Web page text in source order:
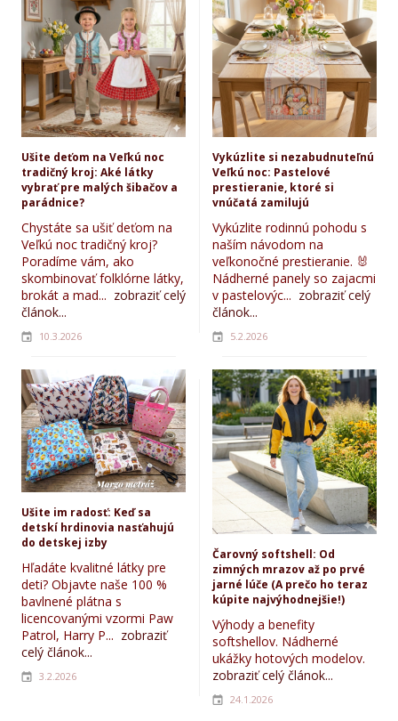
Ušite deťom na Veľkú noc
tradičný kroj: Aké látky
vybrať pre malých šibačov a
parádnice?
Chystáte sa ušiť deťom na
Veľkú noc tradičný kroj?
Poradíme vám, ako
skombinovať folklórne látky,
brokát a mad... zobraziť celý
článok...
10.3.2026
Vykúzlite si nezabudnuteľnú
Veľkú noc: Pastelové
prestieranie, ktoré si
vnúčatá zamilujú
Vykúzlite rodinnú pohodu s
naším návodom na
veľkonočné prestieranie. 🐰
Nádherné panely so zajacmi
v pastelovýc... zobraziť celý
článok...
5.2.2026
Ušite im radosť: Keď sa
detskí hrdinovia nasťahujú
do detskej izby
Hľadáte kvalitné látky pre
deti? Objavte naše 100 %
bavlnené plátna s
licencovanými vzormi Paw
Patrol, Harry P... zobraziť
celý článok...
3.2.2026
Čarovný softshell: Od
zimných mrazov až po prvé
jarné lúče (A prečo ho teraz
kúpite najvýhodnejšie!)
Výhody a benefity
softshellov. Nádherné
ukážky hotových modelov.
zobraziť celý článok...
24.1.2026